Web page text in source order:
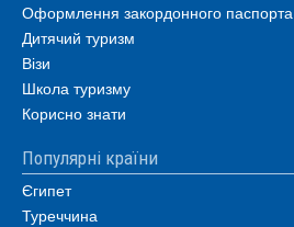
Оформлення закордонного паспорта
Дитячий туризм
Візи
Школа туризму
Корисно знати
Популярні країни
Єгипет
Туреччина